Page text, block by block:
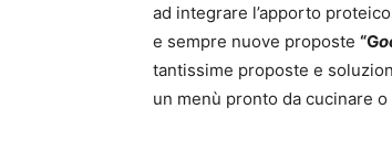
ad integrare l’apporto
e sempre nuove proposte “G
tantissime proposte e
un menù pronto da cucinare